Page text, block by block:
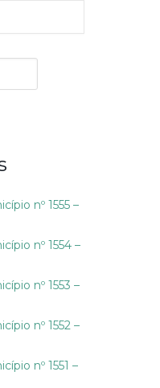
nº 1555 –
nº 1554 –
nº 1553 –
nº 1552 –
nº 1551 –